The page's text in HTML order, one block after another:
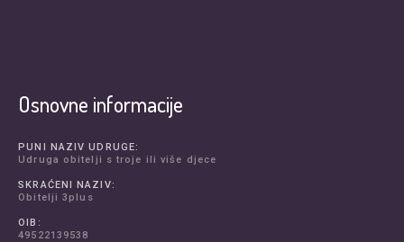
Osnovne informacije
PUNI NAZIV UDRUGE:
Udruga obitelji s troje ili više djece
SKRAĆENI NAZIV:
Obitelji 3plus
OIB:
49522139538